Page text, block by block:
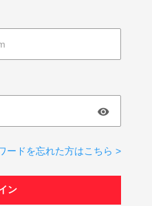
ードを忘れた方はこちら >
ン